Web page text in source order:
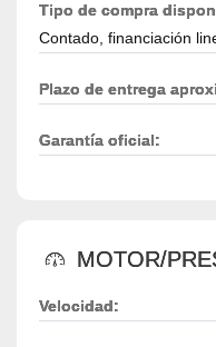
Tipo de compra
Contado, financiación
Plazo de entrega
Garantía oficial:
MOTOR/
Velocidad: